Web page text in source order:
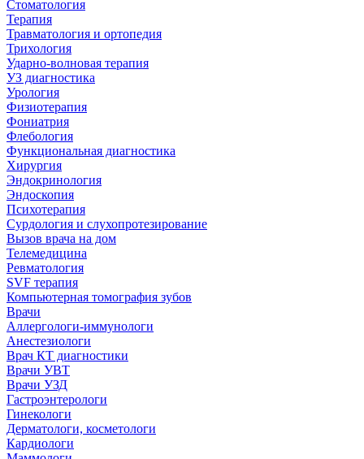
Стоматология
Терапия
Травматология и ортопедия
Трихология
Ударно-волновая терапия
УЗ диагностика
Урология
Физиотерапия
Фониатрия
Флебология
Функциональная диагностика
Хирургия
Эндокринология
Эндоскопия
Психотерапия
Сурдология и слухопротезирование
Вызов врача на дом
Телемедицина
Ревматология
SVF терапия
Компьютерная томография зубов
Врачи
Аллергологи-иммунологи
Анестезиологи
Врач КТ диагностики
Врачи УВТ
Врачи УЗД
Гастроэнтерологи
Гинекологи
Дерматологи, косметологи
Кардиологи